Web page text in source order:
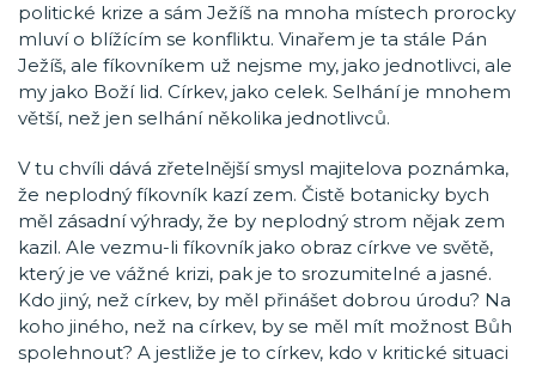
politické krize a sám Ježíš na mnoha místech prorocky
mluví o blížícím se konfliktu. Vinařem je ta stále Pán
Ježíš, ale fíkovníkem už nejsme my, jako jednotlivci, ale
my jako Boží lid. Církev, jako celek. Selhání je mnohem
větší, než jen selhání několika jednotlivců.
V tu chvíli dává zřetelnější smysl majitelova poznámka,
že neplodný fíkovník kazí zem. Čistě botanicky bych
měl zásadní výhrady, že by neplodný strom nějak zem
kazil. Ale vezmu-li fíkovník jako obraz církve ve světě,
který je ve vážné krizi, pak je to srozumitelné a jasné.
Kdo jiný, než církev, by měl přinášet dobrou úrodu? Na
koho jiného, než na církev, by se měl mít možnost Bůh
spolehnout? A jestliže je to církev, kdo v kritické situaci